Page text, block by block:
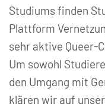
Studiums finden
Plattform
sehr aktive Queer-
Um sowohl
den Umgang mit
klären wir auf